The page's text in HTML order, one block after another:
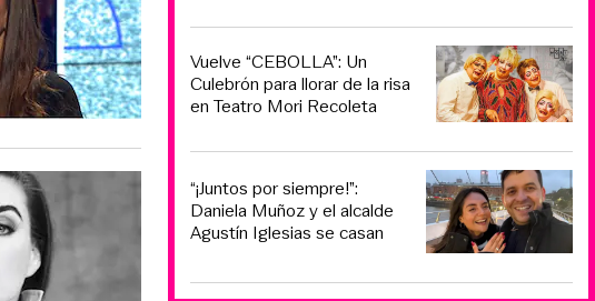
Vuelve “CEBOLLA”: Un
Culebrón para llorar de la risa
en Teatro Mori Recoleta
“¡Juntos por siempre!”:
Daniela Muñoz y el alcalde
Agustín Iglesias se casan